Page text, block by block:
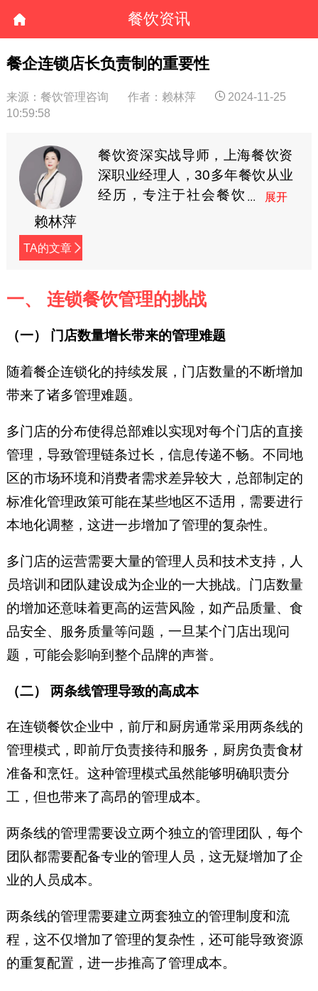
餐饮资讯
餐企连锁店长负责制的重要性
来源：餐饮管理咨询 作者：赖林萍
2024-11-25
10:59:58
赖林萍
TA的文章
餐饮资深实战导师，上海餐饮资
深职业经理人，30多年餐饮从业
经历，专注于社会餐饮
大中型纯餐饮酒店、多家中小型
理咨询
一、 连锁餐饮管理的挑战
（一） 门店数量增长带来的管理难题
随着餐企连锁化的持续发展，门店数量的不断增加
带来了诸多管理难题。
多门店的分布使得总部难以实现对每个门店的直接
管理，导致管理链条过长，信息传递不畅。不同地
区的市场环境和消费者需求差异较大，总部制定的
标准化管理政策可能在某些地区不适用，需要进行
本地化调整，这进一步增加了管理的复杂性。
多门店的运营需要大量的管理人员和技术支持，人
员培训和团队建设成为企业的一大挑战。门店数量
的增加还意味着更高的运营风险，如产品质量、食
品安全、服务质量等问题，一旦某个门店出现问
题，可能会影响到整个品牌的声誉。
（二） 两条线管理导致的高成本
在连锁餐饮企业中，前厅和厨房通常采用两条线的
管理模式，即前厅负责接待和服务，厨房负责食材
准备和烹饪。这种管理模式虽然能够明确职责分
工，但也带来了高昂的管理成本。
两条线的管理需要设立两个独立的管理团队，每个
团队都需要配备专业的管理人员，这无疑增加了企
业的人员成本。
两条线的管理需要建立两套独立的管理制度和流
程，这不仅增加了管理的复杂性，还可能导致资源
的重复配置，进一步推高了管理成本。